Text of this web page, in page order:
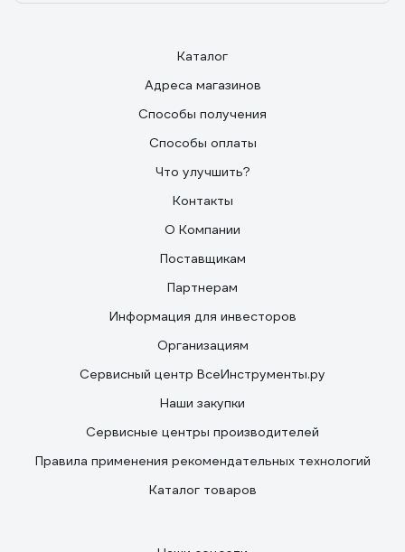
Каталог
Адреса магазинов
Способы получения
Способы оплаты
Что улучшить?
Контакты
О Компании
Поставщикам
Партнерам
Информация для инвесторов
Организациям
Сервисный центр ВсеИнструменты.ру
Наши закупки
Сервисные центры производителей
Правила применения рекомендательных технологий
Каталог товаров